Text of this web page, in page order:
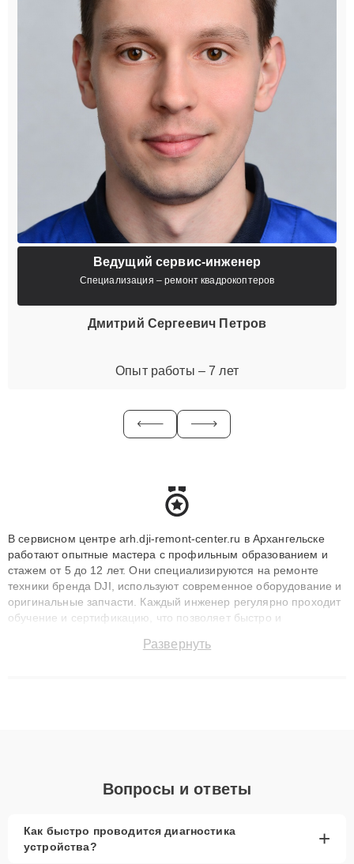
Ведущий сервис-инженер
Специализация – ремонт квадрокоптеров
Дмитрий Сергеевич Петров
Опыт работы – 7 лет
В сервисном центре arh.dji-remont-center.ru в Архангельске
работают опытные мастера с профильным образованием и
стажем от 5 до 12 лет. Они специализируются на ремонте
техники бренда DJI, используют современное оборудование и
оригинальные запчасти. Каждый инженер регулярно проходит
обучение и сертификацию, что позволяет быстро и
сохранением гарантии до 3 лет. Наши мастера решают
Развернуть
Вопросы и ответы
Как быстро проводится диагностика
устройства?
+